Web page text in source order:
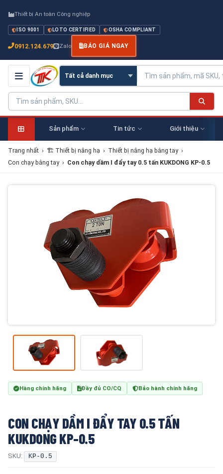
Thiết bị An toàn Công nghiệp
ISO 9001 LOTO CERTIFIED OSHA COMPLIANT
0912.124.679 Zalo BÁO GIÁ NGAY
Sản phẩm Tin tức Giới thiệu
Trang nhất › 🏗 Thiết bị nâng hạ › Thiết bị nâng hạ bằng tay ›
Con chạy bằng tay › Con chạy dầm I đẩy tay 0.5 tấn KUKDONG KP-0.5
Hàng chính hãng Đầy đủ CO/CQ Bảo hành chính hãng
CON CHẠY DẦM I ĐẨY TAY 0.5 TẤN
KUKDONG KP-0.5
SKU: KP-0.5